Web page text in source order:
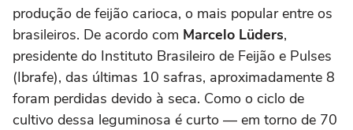
produção de feijão carioca, o mais popular entre os
brasileiros. De acordo com Marcelo Lüders,
presidente do Instituto Brasileiro de Feijão e Pulses
(Ibrafe), das últimas 10 safras, aproximadamente 8
foram perdidas devido à seca. Como o ciclo de
cultivo dessa leguminosa é curto — em torno de 70